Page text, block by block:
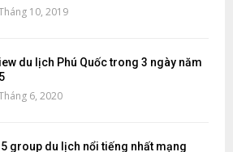
10, 2019
du lịch Phú Quốc trong 3 ngày năm
6, 2020
5 group du lịch nổi tiếng nhất mạng